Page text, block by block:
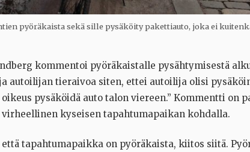
pyöräkaista sekä sille pysäköity pakettiauto, joka ei
kommentoi pyöräkaistalle pysähtymisestä
autoilijan tieraivoa siten, ettei autoilija olisi
pysäköidä auto talon viereen.” Kommentti on
virheellinen kyseisen tapahtumapaikan kohdalla.
tapahtumapaikka on pyöräkaista, kiitos siitä.